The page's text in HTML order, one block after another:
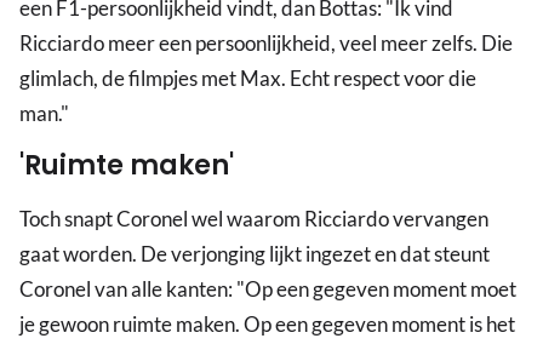
een F1-persoonlijkheid vindt, dan Bottas: "Ik vind
Ricciardo meer een persoonlijkheid, veel meer zelfs. Die
glimlach, de filmpjes met Max. Echt respect voor die
man."
'Ruimte maken'
Toch snapt Coronel wel waarom Ricciardo vervangen
gaat worden. De verjonging lijkt ingezet en dat steunt
Coronel van alle kanten: "Op een gegeven moment moet
je gewoon ruimte maken. Op een gegeven moment is het